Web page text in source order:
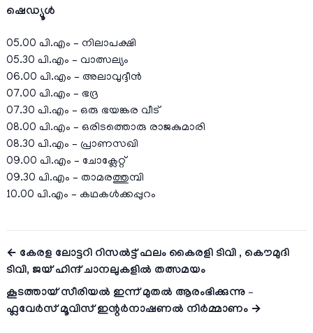
ഷെഡ്യൂള്‍
05.00 പി.എം – നിലാപക്ഷി
05.30 പി.എം – വാത്സല്യം
06.00 പി.എം – അലാവുദ്ദീൻ
07.00 പി.എം – ഭദ്ര
07.30 പി.എം – ഒരു ഭയങ്കര വീട്
08.00 പി.എം – ഒരിടത്തൊരു രാജകുമാരി
08.30 പി.എം – പ്രാണസഖി
09.00 പി.എം – ചോക്ലേറ്റ്
09.30 പി.എം – താമരത്തുമ്പി
10.00 പി.എം – കഥകള്‍ക്കപ്പുറം
← കേരള ലോട്ടറി റിസൽട്ട് ഫലം കൈരളി ടിവി , കൌമുദി
ടിവി, ജയ്‌ ഹിന്ദ് ചാനലുകളില്‍ തത്സമയം
കൂടത്തായ് സീരിയൽ ഇന്ന് മുതല്‍ ആരംഭിക്കുന്നു –
ഫ്ലവേര്‍സ് മൂവിസ് ഇന്റര്‍നാഷണല്‍ നിര്‍മ്മാണം →